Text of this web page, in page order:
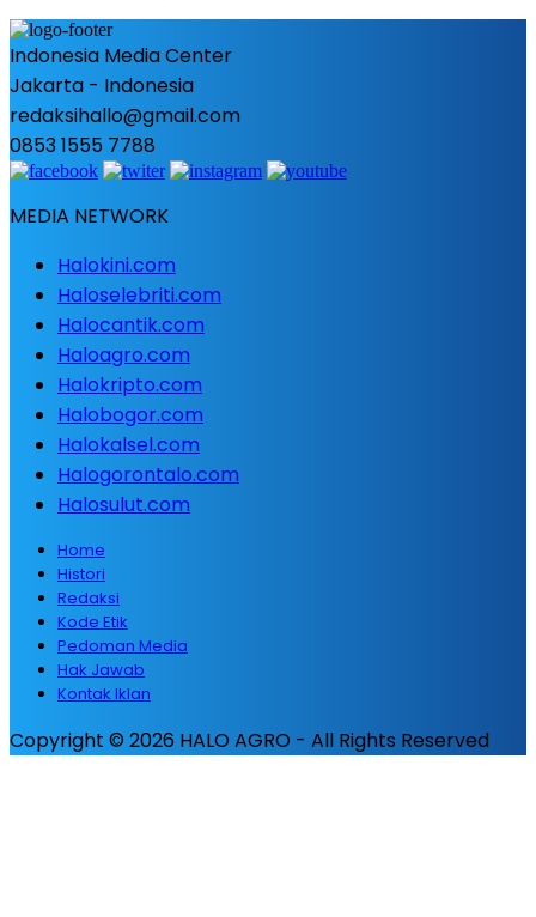
Indonesia Media Center
Jakarta - Indonesia
redaksihallo@gmail.com
0853 1555 7788
MEDIA NETWORK
Halokini.com
Haloselebriti.com
Halocantik.com
Haloagro.com
Halokripto.com
Halobogor.com
Halokalsel.com
Halogorontalo.com
Halosulut.com
Home
Histori
Redaksi
Kode Etik
Pedoman Media
Hak Jawab
Kontak Iklan
Copyright © 2026 HALO AGRO - All Rights Reserved